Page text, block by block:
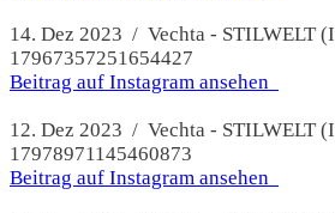
14. Dez 2023 / Vechta - STILWELT
17967357251654427
Beitrag auf Instagram ansehen
12. Dez 2023 / Vechta - STILWELT
17978971145460873
Beitrag auf Instagram ansehen